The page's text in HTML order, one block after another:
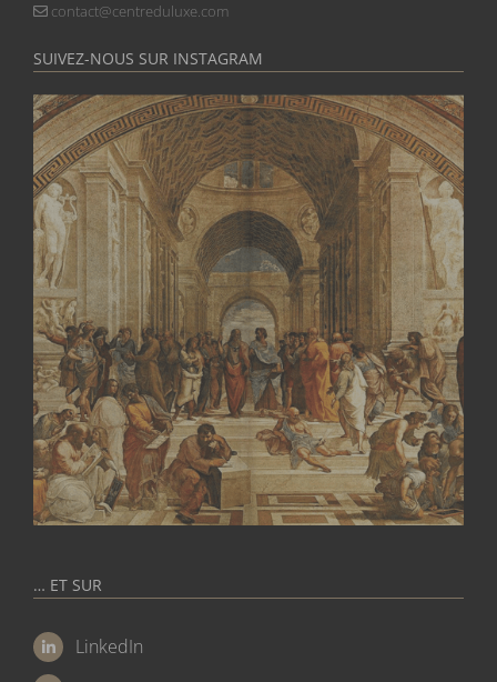
contact@centreduluxe.com
SUIVEZ-NOUS SUR INSTAGRAM
… ET SUR
LinkedIn